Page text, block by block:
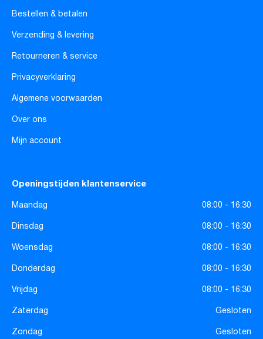
Bestellen & betalen
Verzending & levering
Retourneren & service
Privacyverklaring
Algemene voorwaarden
Over ons
Mijn account
Openingstijden klantenservice
Maandag
08:00 - 16:30
Dinsdag
08:00 - 16:30
Woensdag
08:00 - 16:30
Donderdag
08:00 - 16:30
Vrijdag
08:00 - 16:30
Zaterdag
Gesloten
Zondag
Gesloten